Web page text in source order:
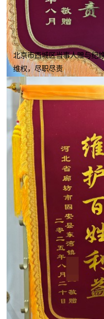
北京市西城区当事人赠与纪
维权，尽职尽责